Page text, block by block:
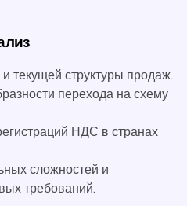
текущей структуры продаж.
перехода на схему
НДС в странах
сложностей и
требований.